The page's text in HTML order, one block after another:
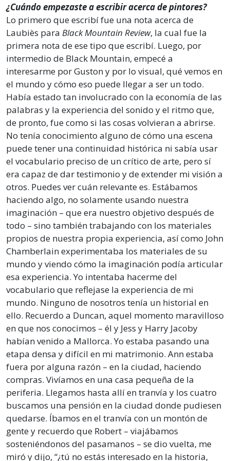
¿Cuándo empezaste a escribir acerca de pintores?
Lo primero que escribí fue una nota acerca de
Laubiès para Black Mountain Review, la cual fue la
primera nota de ese tipo que escribí. Luego, por
intermedio de Black Mountain, empecé a
interesarme por Guston y por lo visual, qué vemos en
el mundo y cómo eso puede llegar a ser un todo.
Había estado tan involucrado con la economía de las
palabras y la experiencia del sonido y el ritmo que,
de pronto, fue como si las cosas volvieran a abrirse.
No tenía conocimiento alguno de cómo una escena
puede tener una continuidad histórica ni sabía usar
el vocabulario preciso de un crítico de arte, pero sí
era capaz de dar testimonio y de extender mi visión a
otros. Puedes ver cuán relevante es. Estábamos
haciendo algo, no solamente usando nuestra
imaginación – que era nuestro objetivo después de
todo – sino también trabajando con los materiales
propios de nuestra propia experiencia, así como John
Chamberlain experimentaba los materiales de su
mundo y viendo cómo la imaginación podía articular
esa experiencia. Yo intentaba hacerme del
vocabulario que reflejase la experiencia de mi
mundo. Ninguno de nosotros tenía un historial en
ello. Recuerdo a Duncan, aquel momento maravilloso
en que nos conocimos – él y Jess y Harry Jacoby
habían venido a Mallorca. Yo estaba pasando una
etapa densa y difícil en mi matrimonio. Ann estaba
fuera por alguna razón – en la ciudad, haciendo
compras. Vivíamos en una casa pequeña de la
periferia. Llegamos hasta allí en tranvía y los cuatro
buscamos una pensión en la ciudad donde pudiesen
quedarse. Íbamos en el tranvía con un montón de
gente y recuerdo que Robert – viajábamos
sosteniéndonos del pasamanos – se dio vuelta, me
miró y dijo, “¿tú no estás interesado en la historia,